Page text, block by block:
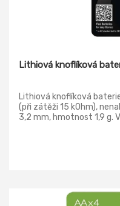
Lithiová knoflíková
Lithiová knoflíková
(při zátěži 15 kOhm),
3,2 mm, hmotnost 1,9 g.